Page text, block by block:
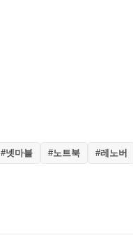
#넷마블 #노트북 #레노버